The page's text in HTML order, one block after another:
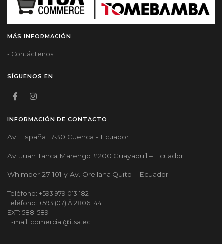
MÁS INFORMACIÓN
- Contáctenos
SÍGUENOS EN
INFORMACIÓN DE CONTACTO
Av. España 17-30 Cuenca - Ecuador
Av. Juan Tanca Marengo #200 Guayaquil – Ecuador
Whimper 27-101 y Av. Orellana Quito – Ecuador
Teléfono: +593 979 013 182
Teléfono: +593 (07) Â 2806 144
EXT: 588-589
E-mail: comercial@itsa.ec